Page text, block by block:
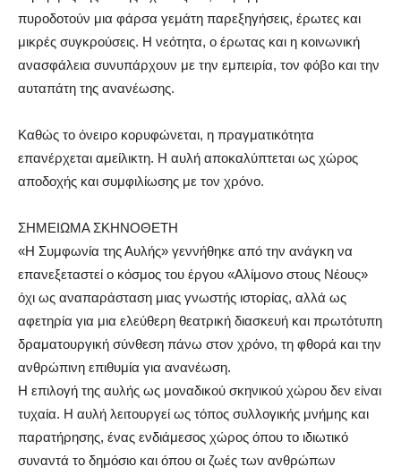
πυροδοτούν μια φάρσα γεμάτη παρεξηγήσεις, έρωτες και
μικρές συγκρούσεις. Η νεότητα, ο έρωτας και η κοινωνική
ανασφάλεια συνυπάρχουν με την εμπειρία, τον φόβο και την
αυταπάτη της ανανέωσης.
Καθώς το όνειρο κορυφώνεται, η πραγματικότητα
επανέρχεται αμείλικτη. Η αυλή αποκαλύπτεται ως χώρος
αποδοχής και συμφιλίωσης με τον χρόνο.
ΣΗΜΕΙΩΜΑ ΣΚΗΝΟΘΕΤΗ
«Η Συμφωνία της Αυλής» γεννήθηκε από την ανάγκη να
επανεξεταστεί ο κόσμος του έργου «Αλίμονο στους Νέους»
όχι ως αναπαράσταση μιας γνωστής ιστορίας, αλλά ως
αφετηρία για μια ελεύθερη θεατρική διασκευή και πρωτότυπη
δραματουργική σύνθεση πάνω στον χρόνο, τη φθορά και την
ανθρώπινη επιθυμία για ανανέωση.
Η επιλογή της αυλής ως μοναδικού σκηνικού χώρου δεν είναι
τυχαία. Η αυλή λειτουργεί ως τόπος συλλογικής μνήμης και
παρατήρησης, ένας ενδιάμεσος χώρος όπου το ιδιωτικό
συναντά το δημόσιο και όπου οι ζωές των ανθρώπων